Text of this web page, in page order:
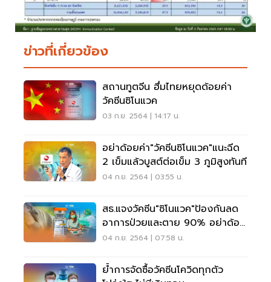
ข่าวที่เกี่ยวข้อง
สถานทูตจีน ฮึ่มไทยหยุดด้อยค่า
วัคซีนซิโนแวค
03 ก.ย. 2564 | 14:17 น.
อย่าด้อยค่า"วัคซีนซิโนแวค"แนะฉีด
2 เข็มแล้วบูสต์ต่อเข็ม 3 ภูมิสูงทันที
04 ก.ย. 2564 | 03:55 น.
สธ.แจงวัคซีน"ซิโนแวค"ป้องกันลด
อาการป่วยและตาย 90% อย่าด้อย
ค่า!
04 ก.ย. 2564 | 07:58 น.
ย้ำการจัดซื้อวัคซีนโควิดทุกตัว